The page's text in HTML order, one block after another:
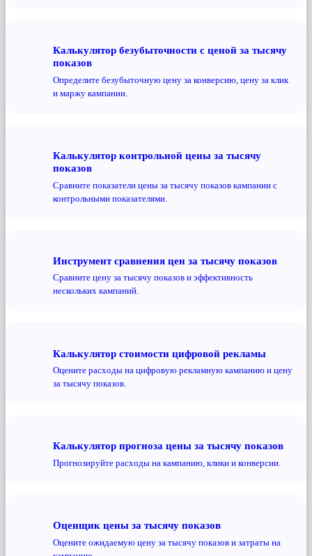
Калькулятор безубыточности с ценой за тысячу
показов
Определите безубыточную цену за конверсию, цену за клик
и маржу кампании.
Калькулятор контрольной цены за тысячу
показов
Сравните показатели цены за тысячу показов кампании с
контрольными показателями.
Инструмент сравнения цен за тысячу показов
Сравните цену за тысячу показов и эффективность
нескольких кампаний.
Калькулятор стоимости цифровой рекламы
Оцените расходы на цифровую рекламную кампанию и цену
за тысячу показов.
Калькулятор прогноза цены за тысячу показов
Прогнозируйте расходы на кампанию, клики и конверсии.
Оценщик цены за тысячу показов
Оцените ожидаемую цену за тысячу показов и затраты на